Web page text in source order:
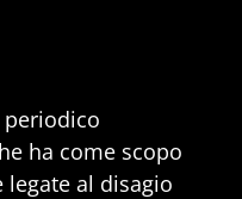
periodico
ha come scopo
al disagio